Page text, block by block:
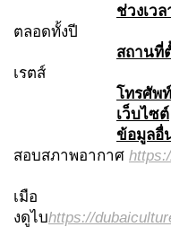
ช่วงเว
ตลอดทั้งปี
สถานที่
เรตส์
โทรศัพท์
เว็บไซต์
ข้อมูลอื่
สอบสภาพอากาศ
เว็บไซต์ข้อ
เมือ
งดูไบhttps://